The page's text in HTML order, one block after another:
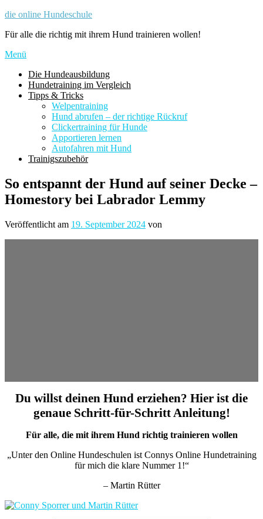
Zum
springen
die online Hundeschule
Für alle die richtig mit ihrem Hund trainieren wollen!
Menü
Die Hundeausbildung
Hundetraining im Vergleich
Tipps & Tricks
Welpentraining
Hund abrufen – der richtige Rückruf
Clickertraining für Hunde
Apportieren lernen
Autofahren mit Hund
Trainigszubehör
So entspannt der Hund auf seiner Decke –
Homestory bei Labrador Lemmy
Veröffentlicht am 19. September 2024 von
Du willst deinen Hund erziehen? Hier ist die
genaue Schritt-für-Schritt Anleitung!
Für alle, die mit ihrem Hund richtig trainieren wollen
„Unter den Online Hundeschulen ist Connys Online Hundetraining
für mich die klare Nummer 1!“
– Martin Rütter